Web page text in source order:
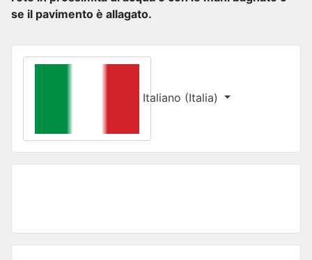
Seleziona la tua lingua
Italiano (Italia)
se il pavimento è allagato.